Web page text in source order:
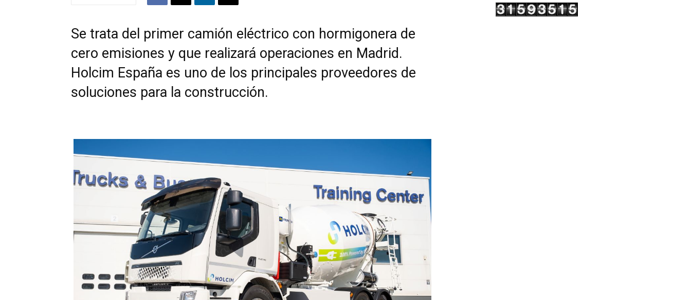
Se trata del primer camión eléctrico con hormigonera de
cero emisiones y que realizará operaciones en Madrid.
Holcim España es uno de los principales proveedores de
soluciones para la construcción.